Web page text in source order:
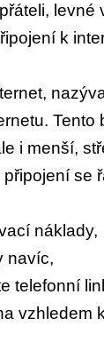
k
i menší,
se
náklady,
navíc,
telefonní
vzhledem